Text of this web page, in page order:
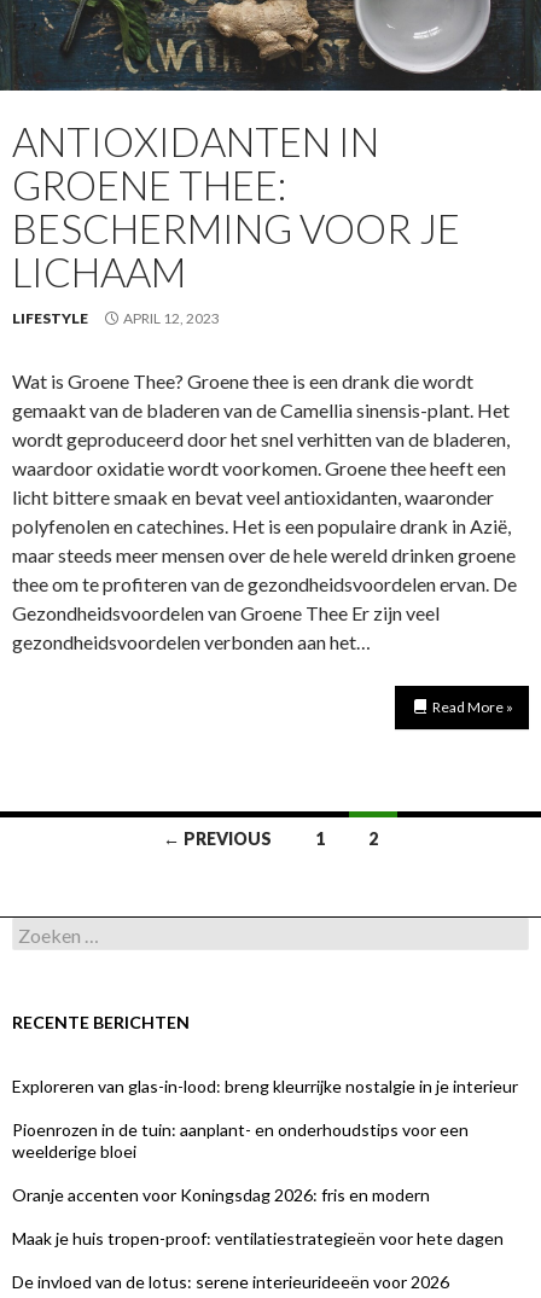
ANTIOXIDANTEN IN
GROENE THEE:
BESCHERMING VOOR JE
LICHAAM
LIFESTYLE APRIL 12, 2023
Wat is Groene Thee? Groene thee is een drank die wordt
gemaakt van de bladeren van de Camellia sinensis-plant. Het
wordt geproduceerd door het snel verhitten van de bladeren,
waardoor oxidatie wordt voorkomen. Groene thee heeft een
licht bittere smaak en bevat veel antioxidanten, waaronder
polyfenolen en catechines. Het is een populaire drank in Azië,
maar steeds meer mensen over de hele wereld drinken groene
thee om te profiteren van de gezondheidsvoordelen ervan. De
Gezondheidsvoordelen van Groene Thee Er zijn veel
gezondheidsvoordelen verbonden aan het…
Read More »
← PREVIOUS 1 2
Zoeken
naar:
RECENTE BERICHTEN
Exploreren van glas-in-lood: breng kleurrijke nostalgie in je interieur
Pioenrozen in de tuin: aanplant- en onderhoudstips voor een
weelderige bloei
Oranje accenten voor Koningsdag 2026: fris en modern
Maak je huis tropen-proof: ventilatiestrategieën voor hete dagen
De invloed van de lotus: serene interieurideeën voor 2026